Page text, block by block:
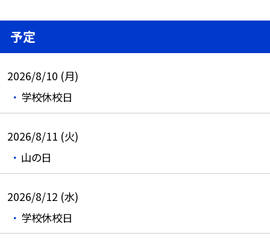
予定
2026/8/10 (月)
学校休校日
2026/8/11 (火)
山の日
2026/8/12 (水)
学校休校日